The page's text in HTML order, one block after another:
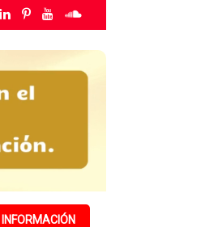
»Rumbo a su primer congreso, PPG